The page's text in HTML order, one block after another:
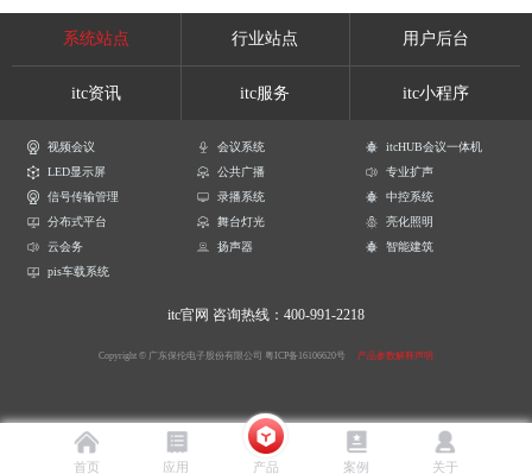
系统站点 行业站点 用户后台
itc资讯 itc服务 itc小程序
视频会议 会议系统
itcHUB会议一体机
LED显示屏
公共广播
专业扩声
信号传输管理
录播系统
中控系统
分布式平台
舞台灯光
亮化照明
云会务
扬声器
智能建筑
pis车载系统
itc官网 咨询热线：400-991-2218
Copyright © 广东保伦电子股份有限公司 粤ICP备16106620号 产品参数解释声明
首页 应用 产品 案例 关于